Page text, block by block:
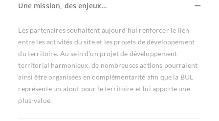
Une mission, des enjeux...
Les partenaires souhaitent aujourd’hui renforcer le lien
entre les activités du site et les projets de développement
du territoire. Au sein d’un projet de développement
territorial harmonieux, de nombreuses actions pourraient
ainsi être organisées en complémentarité afin que la BUL
représente un atout pour le territoire et lui apporte une
plus-value.